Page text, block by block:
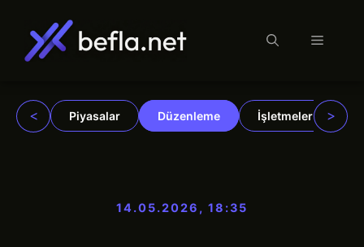
Menü
< Piyasalar Düzenleme İşletmeler >
14.05.2026, 18:35